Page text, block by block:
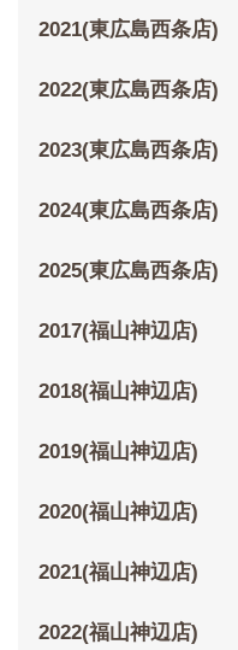
2021(東広島西条店)
2022(東広島西条店)
2023(東広島西条店)
2024(東広島西条店)
2025(東広島西条店)
2017(福山神辺店)
2018(福山神辺店)
2019(福山神辺店)
2020(福山神辺店)
2021(福山神辺店)
2022(福山神辺店)